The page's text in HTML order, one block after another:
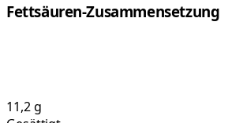
Fettsäuren-Zusammensetzung
11,2g